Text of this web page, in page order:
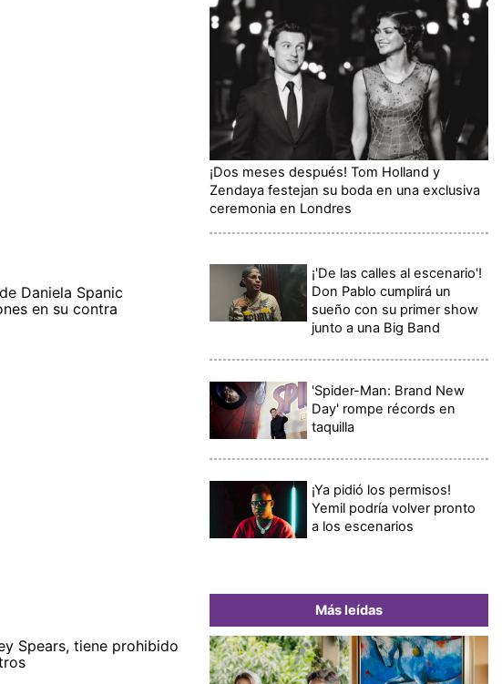
Daniela Spanic
en su contra
Spears, tiene prohibido
¡Dos meses después! Tom Holland y
Zendaya festejan su boda en una exclusiva
ceremonia en Londres
¡'De las calles al escenario'!
Don Pablo cumplirá un
sueño con su primer show
junto a una Big Band
'Spider-Man: Brand New
Day' rompe récords en
taquilla
¡Ya pidió los permisos!
Yemil podría volver pronto
a los escenarios
Más leídas